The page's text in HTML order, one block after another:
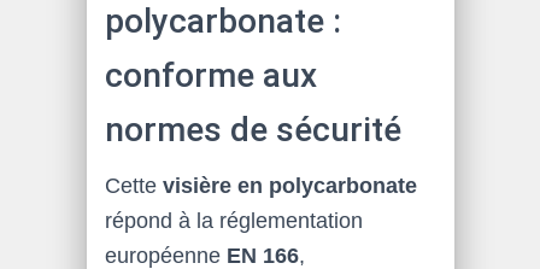
polycarbonate :
conforme aux
normes de sécurité
Cette visière en polycarbonate
répond à la réglementation
européenne EN 166,